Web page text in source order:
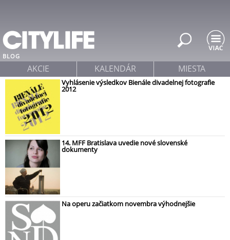
BLOG
Vyhlásenie výsledkov Bienále divadelnej fotografie
2012
14. MFF Bratislava uvedie nové slovenské
dokumenty
Na operu začiatkom novembra výhodnejšie
AKCIE KALENDÁR MIESTA